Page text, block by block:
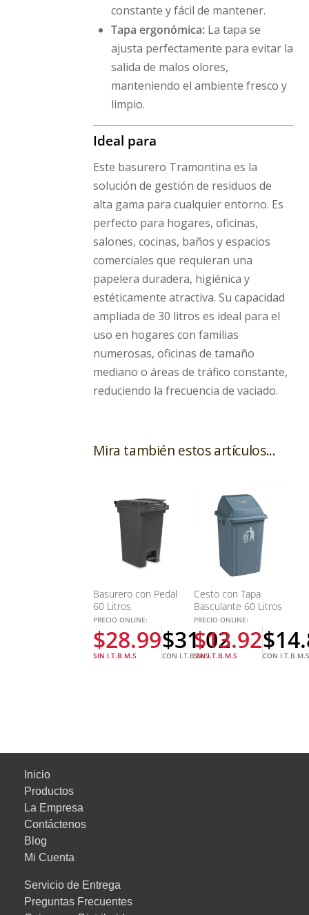
constante y fácil de mantener.
Tapa ergonómica:La tapa se
ajusta perfectamente para evitar la
salida de malos olores,
manteniendo el ambiente fresco y
limpio.
Ideal para
Este basurero Tramontina es la
solución de gestión de residuos de
alta gama para cualquier entorno. Es
perfecto para hogares, oficinas,
salones, cocinas, baños y espacios
comerciales que requieran una
papelera duradera, higiénica y
estéticamente atractiva. Su capacidad
ampliada de 30 litros es ideal para el
uso en hogares con familias
numerosas, oficinas de tamaño
mediano o áreas de tráfico constante,
reduciendo la frecuencia de vaciado.
Mira también estos artículos...
Basurero con Pedal
60 Litros
PRECIO ONLINE:
$28.99
SIN I.T.B.M.S
$31.02
CON I.T.B.M.S
Cesto con Tapa
Basculante 60 Litros
PRECIO ONLINE:
$13.92
SIN I.T.B.M.S
$
CON I.T.B.M.S
Inicio
Productos
La Empresa
Contáctenos
Blog
Mi Cuenta
Servicio de Entrega
Preguntas Frecuentes